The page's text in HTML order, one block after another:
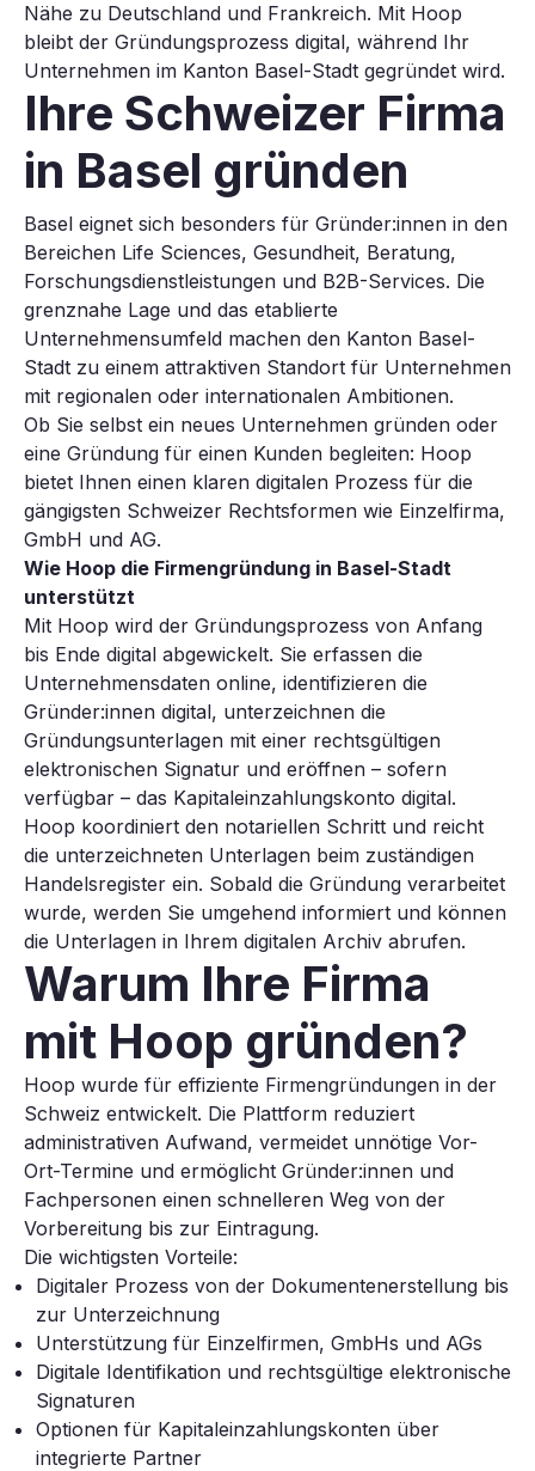
Nähe zu Deutschland und Frankreich. Mit Hoop
bleibt der Gründungsprozess digital, während Ihr
Unternehmen im Kanton Basel-Stadt gegründet wird.
Ihre Schweizer Firma
in Basel gründen
Basel eignet sich besonders für Gründer:innen in den
Bereichen Life Sciences, Gesundheit, Beratung,
Forschungsdienstleistungen und B2B-Services. Die
grenznahe Lage und das etablierte
Unternehmensumfeld machen den Kanton Basel-
Stadt zu einem attraktiven Standort für Unternehmen
mit regionalen oder internationalen Ambitionen.
Ob Sie selbst ein neues Unternehmen gründen oder
eine Gründung für einen Kunden begleiten: Hoop
bietet Ihnen einen klaren digitalen Prozess für die
gängigsten Schweizer Rechtsformen wie Einzelfirma,
GmbH und AG.
Wie Hoop die Firmengründung in Basel-Stadt
unterstützt
Mit Hoop wird der Gründungsprozess von Anfang
bis Ende digital abgewickelt. Sie erfassen die
Unternehmensdaten online, identifizieren die
Gründer:innen digital, unterzeichnen die
Gründungsunterlagen mit einer rechtsgültigen
elektronischen Signatur und eröffnen – sofern
verfügbar – das Kapitaleinzahlungskonto digital.
Hoop koordiniert den notariellen Schritt und reicht
die unterzeichneten Unterlagen beim zuständigen
Handelsregister ein. Sobald die Gründung verarbeitet
wurde, werden Sie umgehend informiert und können
die Unterlagen in Ihrem digitalen Archiv abrufen.
Warum Ihre Firma
mit Hoop gründen?
Hoop wurde für effiziente Firmengründungen in der
Schweiz entwickelt. Die Plattform reduziert
administrativen Aufwand, vermeidet unnötige Vor-
Ort-Termine und ermöglicht Gründer:innen und
Fachpersonen einen schnelleren Weg von der
Vorbereitung bis zur Eintragung.
Die wichtigsten Vorteile:
Digitaler Prozess von der Dokumentenerstellung bis
zur Unterzeichnung
Unterstützung für Einzelfirmen, GmbHs und AGs
Digitale Identifikation und rechtsgültige elektronische
Signaturen
Optionen für Kapitaleinzahlungskonten über
integrierte Partner